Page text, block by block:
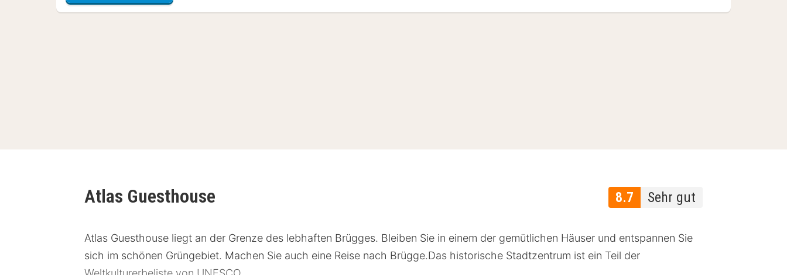
8.7 Sehr gut
Atlas Guesthouse
Atlas Guesthouse liegt an der Grenze des lebhaften Brügges. Bleiben Sie in einem der gemütlichen Häuser und entspannen Sie
sich im schönen Grüngebiet. Machen Sie auch eine Reise nach Brügge.Das historische Stadtzentrum ist ein Teil der